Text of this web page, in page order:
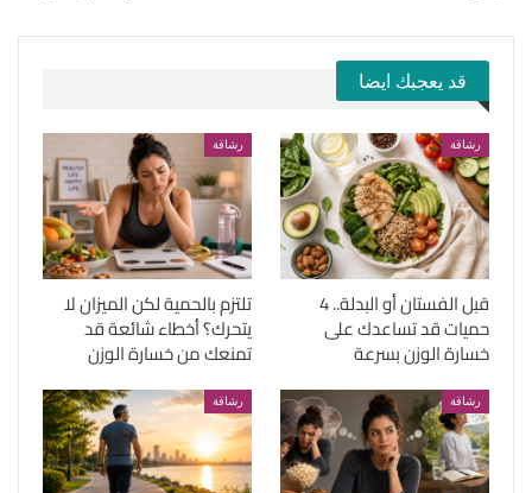
قد يعجبك ايضا
رشاقة
قبل الفستان أو البدلة.. 4
حميات قد تساعدك على
خسارة الوزن بسرعة
رشاقة
تلتزم بالحمية لكن الميزان لا
يتحرك؟ أخطاء شائعة قد
تمنعك من خسارة الوزن
رشاقة رشاقة